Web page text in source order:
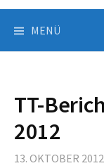
MENÜ
TT-
2012
13. OKTOBER 2012